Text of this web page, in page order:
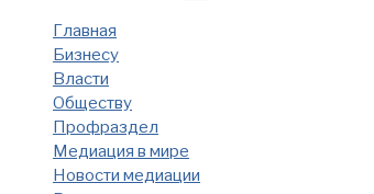
Главная
Бизнесу
Власти
Обществу
Профраздел
Медиация в мире
Новости медиации